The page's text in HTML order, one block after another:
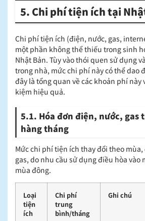
5. Chi phí tiện ích tại
Chi phí tiện ích (điện, nước, gas,
một phần không thể thiếu trong sinh
Nhật Bản. Tùy vào thói quen sử dụng
trong nhà, mức chi phí này có thể dao
đây là tổng quan về các khoản phí này
kiệm hiệu quả.
5.1. Hóa đơn điện, nước, gas
hàng tháng
Mức chi phí tiện ích thay đổi theo
gas, do nhu cầu sử dụng điều hòa vào
mùa đông.
Loại
tiện
ích
Chi phí
trung
bình/tháng
Ghi chú